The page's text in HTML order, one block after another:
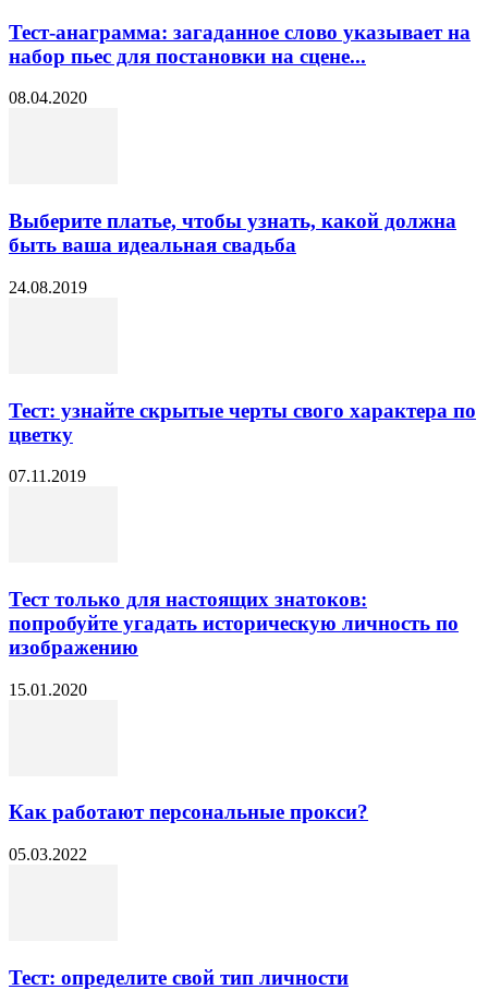
Тест-анаграмма: загаданное слово указывает на
набор пьес для постановки на сцене...
08.04.2020
Выберите платье, чтобы узнать, какой должна
быть ваша идеальная свадьба
24.08.2019
Тест: узнайте скрытые черты свого характера по
цветку
07.11.2019
Тест только для настоящих знатоков:
попробуйте угадать историческую личность по
изображению
15.01.2020
Как работают персональные прокси?
05.03.2022
Тест: определите свой тип личности